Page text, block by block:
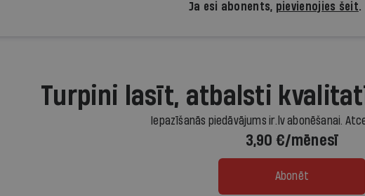
Ja esi abonents, pievienojies šeit.
Turpini lasīt, atbalsti
Iepazīšanās piedāvājums ir.lv abonēšanai.
3,90 €/mēnesī
Abonēt